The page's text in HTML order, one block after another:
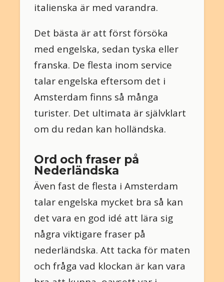
italienska är med varandra.
Det bästa är att först försöka
med engelska, sedan tyska eller
franska. De flesta inom service
talar engelska eftersom det i
Amsterdam finns så många
turister. Det ultimata är självklart
om du redan kan holländska.
Ord och fraser på
Nederländska
Även fast de flesta i Amsterdam
talar engelska mycket bra så kan
det vara en god idé att lära sig
några viktigare fraser på
nederländska. Att tacka för maten
och fråga vad klockan är kan vara